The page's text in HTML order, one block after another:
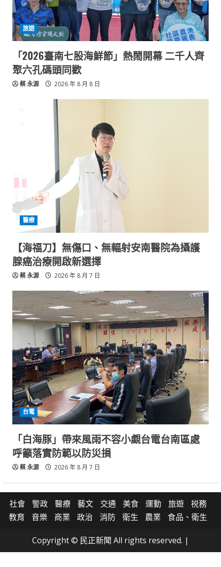
旅遊
「2026臺南七股海鮮節」熱鬧開幕 二千人齊
聚六孔碼頭同歡
蔡 永源 2026 年 8 月 8 日
醫療
【海福刀】無傷口、無輻射安南醫院為攝護
腺癌治療開啟新選擇
蔡 永源 2026 年 8 月 7 日
台電
「白海豚」帶來風雨不容小覷台電台南區處
呼籲落實防範以防災損
蔡 永源 2026 年 8 月 7 日
社會 警政 醫療 藝文 交通 美食 運動 旅遊
祱務
教育
音樂 商業 政治 消防 衛生 農業 食品、衛生
Copyright © 民正新聞 All rights reserved. |